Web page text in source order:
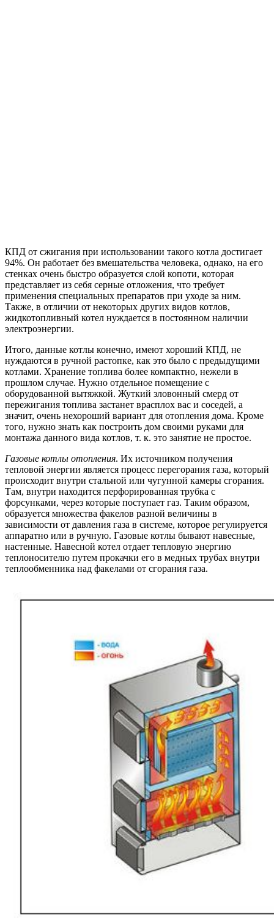
КПД от сжигания при использовании такого котла достигает
94%. Он работает без вмешательства человека, однако, на его
стенках очень быстро образуется слой копоти, которая
представляет из себя серные отложения, что требует
применения специальных препаратов при уходе за ним.
Также, в отличии от некоторых других видов котлов,
жидкотопливный котел нуждается в постоянном наличии
электроэнергии.
Итого, данные котлы конечно, имеют хороший КПД, не
нуждаются в ручной растопке, как это было с предыдущими
котлами. Хранение топлива более компактно, нежели в
прошлом случае. Нужно отдельное помещение с
оборудованной вытяжкой. Жуткий зловонный смерд от
пережигания топлива застанет врасплох вас и соседей, а
значит, очень нехороший вариант для отопления дома. Кроме
того, нужно знать как построить дом своими руками для
монтажа данного вида котлов, т. к. это занятие не простое.
Газовые котлы отопления. Их источником получения
тепловой энергии является процесс перегорания газа, который
происходит внутри стальной или чугунной камеры сгорания.
Там, внутри находится перфорированная трубка с
форсунками, через которые поступает газ. Таким образом,
образуется множества факелов разной величины в
зависимости от давления газа в системе, которое регулируется
аппаратно или в ручную. Газовые котлы бывают навесные,
настенные. Навесной котел отдает тепловую энергию
теплоносителю путем прокачки его в медных трубах внутри
теплообменника над факелами от сгорания газа.